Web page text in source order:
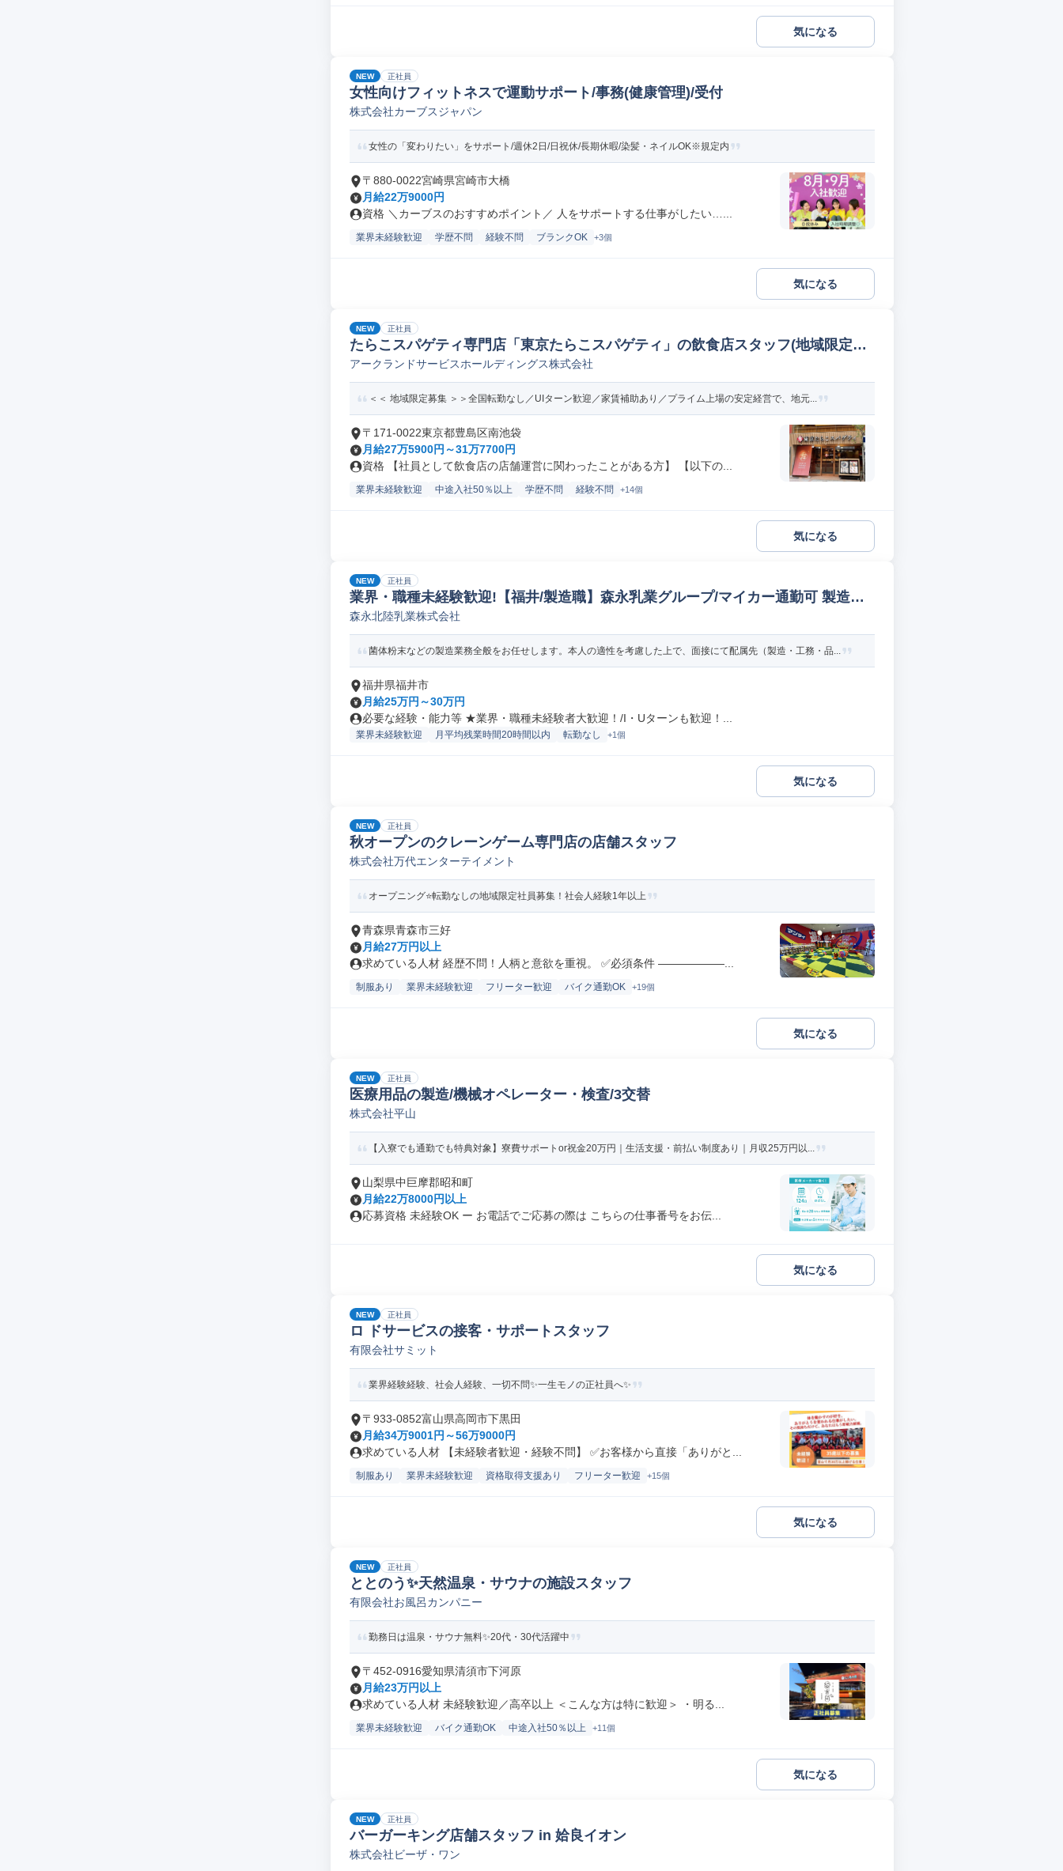
気になる
NEW 正社員
女性向けフィットネスで運動サポート/事務(健康管理)/受付
株式会社カーブスジャパン
女性の「変わりたい」をサポート/週休2日/日祝休/長期休暇/染髪・ネイルOK※規定内
〒880-0022宮崎県宮崎市大橋
月給22万9000円
資格 ＼カーブスのおすすめポイント／ 人をサポートする仕事がしたい…...
業界未経験歓迎 学歴不問 経験不問 ブランクOK +3個
気になる
NEW 正社員
たらこスパゲティ専門店「東京たらこスパゲティ」の飲食店スタッフ(地域限定社
員/転勤なし)
アークランドサービスホールディングス株式会社
＜＜ 地域限定募集 ＞＞全国転勤なし／UIターン歓迎／家賃補助あり／プライム上場の安定経営で、地元...
〒171-0022東京都豊島区南池袋
月給27万5900円～31万7700円
資格 【社員として飲食店の店舗運営に関わったことがある方】 【以下の...
業界未経験歓迎 中途入社50％以上 学歴不問 経験不問 +14個
気になる
NEW 正社員
業界・職種未経験歓迎!【福井/製造職】森永乳業グループ/マイカー通勤可 製造オ
ペレーター/ラインマネージャー(食品/飲料/たばこ)
森永北陸乳業株式会社
菌体粉末などの製造業務全般をお任せします。本人の適性を考慮した上で、面接にて配属先（製造・工務・品...
福井県福井市
月給25万円～30万円
必要な経験・能力等 ★業界・職種未経験者大歓迎！/I・Uターンも歓迎！...
業界未経験歓迎 月平均残業時間20時間以内 転勤なし +1個
気になる
NEW 正社員
秋オープンのクレーンゲーム専門店の店舗スタッフ
株式会社万代エンターテイメント
オープニング⭐転勤なしの地域限定社員募集！社会人経験1年以上
青森県青森市三好
月給27万円以上
求めている人材 経歴不問！人柄と意欲を重視。 ✅必須条件 ――――――...
制服あり 業界未経験歓迎 フリーター歓迎 バイク通勤OK +19個
気になる
NEW 正社員
医療用品の製造/機械オペレーター・検査/3交替
株式会社平山
【入寮でも通勤でも特典対象】寮費サポートor祝金20万円｜生活支援・前払い制度あり｜月収25万円以...
山梨県中巨摩郡昭和町
月給22万8000円以上
応募資格 未経験OK ー お電話でご応募の際は こちらの仕事番号をお伝...
気になる
NEW 正社員
ロ ドサービスの接客・サポートスタッフ
有限会社サミット
業界経験経験、社会人経験、一切不問✨一生モノの正社員へ✨
〒933-0852富山県高岡市下黒田
月給34万9001円～56万9000円
求めている人材 【未経験者歓迎・経験不問】 ✅お客様から直接「ありがと...
制服あり 業界未経験歓迎 資格取得支援あり フリーター歓迎 +15個
気になる
NEW 正社員
ととのう✨天然温泉・サウナの施設スタッフ
有限会社お風呂カンパニー
勤務日は温泉・サウナ無料✨20代・30代活躍中
〒452-0916愛知県清須市下河原
月給23万円以上
求めている人材 未経験歓迎／高卒以上 ＜こんな方は特に歓迎＞ ・明る...
業界未経験歓迎 バイク通勤OK 中途入社50％以上 +11個
気になる
NEW 正社員
バーガーキング店舗スタッフ in 姶良イオン
株式会社ビーザ・ワン